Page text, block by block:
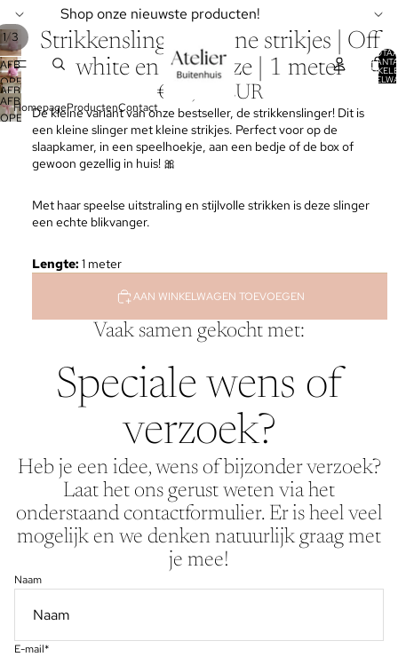
Shop onze nieuwste producten!
HomepageProductenContact
1/3
AFBEELDING
OPENEN
IN
VOLLEDIG
SCHERM
AFBEELDING
OPENEN
IN
VOLLEDIG
AFBEELDING
OPENEN
VOLLEDIG
SCHERM
Strikkenslinger | kleine strikjes | Off
white en licht roze | 1 meter
€16,95 EUR
De kleine variant van onze bestseller, de strikkenslinger! Dit is
een kleine slinger met kleine strikjes. Perfect voor op de
slaapkamer, in een speelhoekje, aan een bedje of de box of
gewoon gezellig in huis! 🎀
Met haar speelse uitstraling en stijlvolle strikken is deze slinger
een echte blikvanger.
Lengte: 1 meter
AAN WINKELWAGEN TOEVOEGEN
Vaak samen gekocht met:
Speciale wens of
verzoek?
Heb je een idee, wens of bijzonder verzoek?
Laat het ons gerust weten via het
onderstaand contactformulier. Er is heel veel
mogelijk en we denken natuurlijk graag met
je mee!
Naam
E-mail*